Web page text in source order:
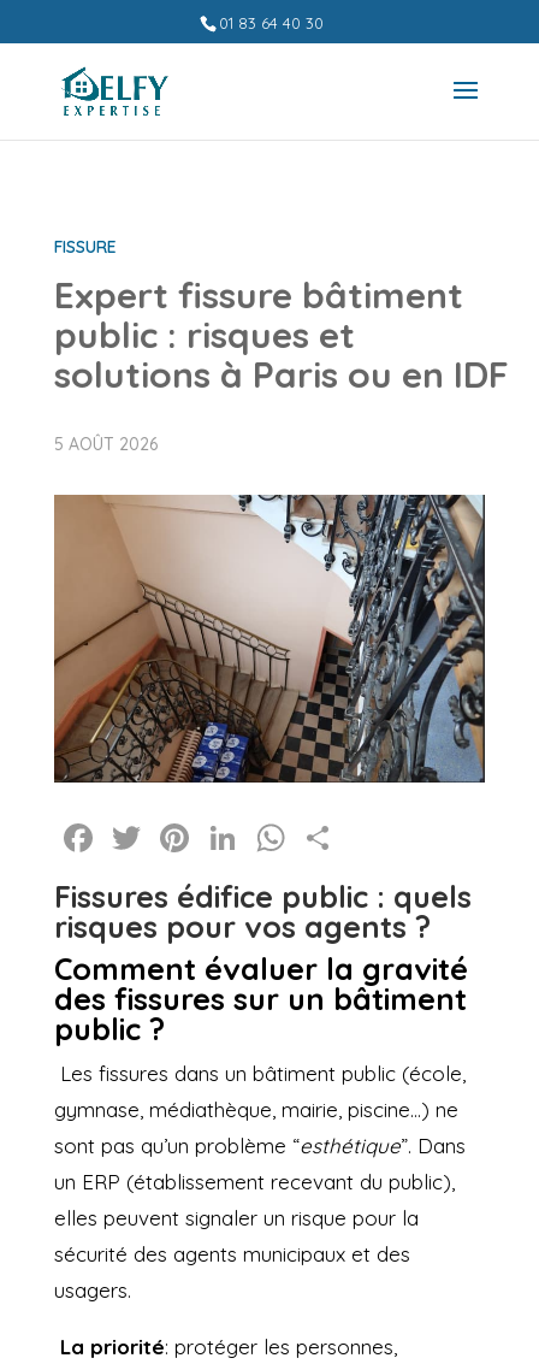
01 83 64 40 30
FISSURE
Expert fissure bâtiment
public : risques et
solutions à Paris ou en IDF
5 AOÛT 2026
Facebook
Twitter
Pinterest
LinkedIn
WhatsApp
Fissures édifice public : quels
risques pour vos agents ?
Comment évaluer la gravité
des fissures sur un bâtiment
public ?
Les fissures dans un bâtiment public (école,
gymnase, médiathèque, mairie, piscine…) ne
sont pas qu’un problème “esthétique”. Dans
un ERP (établissement recevant du public),
elles peuvent signaler un risque pour la
sécurité des agents municipaux et des
usagers.
La priorité: protéger les personnes,